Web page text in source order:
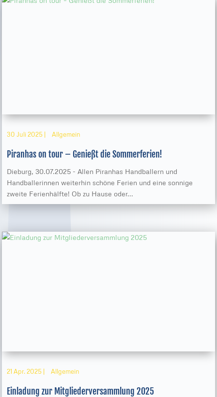
30 Juli 2025 | Allgemein
Piranhas on tour – Genießt die Sommerferien!
Dieburg, 30.07.2025 - Allen Piranhas Handballern und
Handballerinnen weiterhin schöne Ferien und eine sonnige
zweite Ferienhälfte! Ob zu Hause oder...
21 Apr. 2025 | Allgemein
Einladung zur Mitgliederversammlung 2025